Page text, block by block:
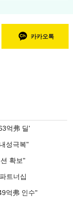
카카오톡
억弗 딜'
성극복"
확보"
트너십
억弗 인수"